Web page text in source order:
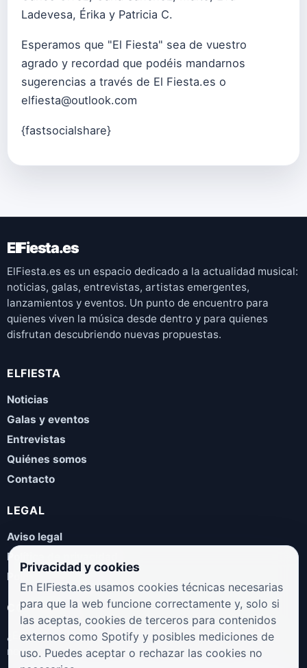
Ladevesa, Érika y Patricia C.
Esperamos que "El Fiesta" sea de vuestro
agrado y recordad que podéis mandarnos
sugerencias a través de El Fiesta.es o
elfiesta@outlook.com
{fastsocialshare}
ElFiesta.es
ElFiesta.es es un espacio dedicado a la actualidad musical:
noticias, galas, entrevistas, artistas emergentes,
lanzamientos y eventos. Un punto de encuentro para
quienes viven la música desde dentro y para quienes
disfrutan descubriendo nuevas propuestas.
ELFIESTA
Noticias
Galas y eventos
Entrevistas
Quiénes somos
Contacto
LEGAL
Aviso legal
Política de privacidad
Política de cookies
COLABORA
¿Eres artista, manager, sello o promotor? Envíanos tus
novedades, galas, entrevistas o propuestas musicales.
Privacidad y cookies
En ElFiesta.es usamos cookies técnicas necesarias
para que la web funcione correctamente y, solo si
las aceptas, cookies de terceros para contenidos
externos como Spotify y posibles mediciones de
uso. Puedes aceptar o rechazar las cookies no